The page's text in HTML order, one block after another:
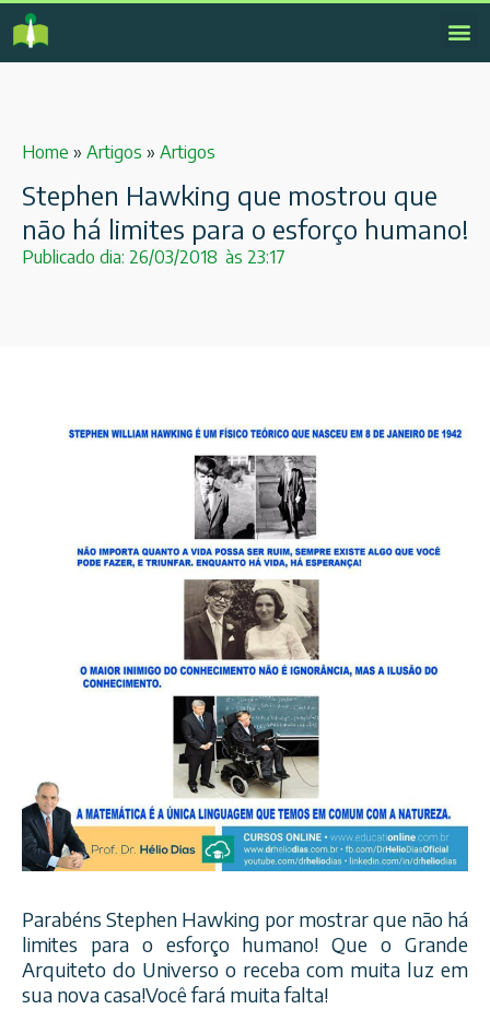
Home » Artigos » Artigos
Stephen Hawking que mostrou que
não há limites para o esforço humano!
Publicado dia: 26/03/2018 às 23:17
Parabéns Stephen Hawking por mostrar que não há
limites para o esforço humano! Que o Grande
Arquiteto do Universo o receba com muita luz em
sua nova casa!Você fará muita falta!